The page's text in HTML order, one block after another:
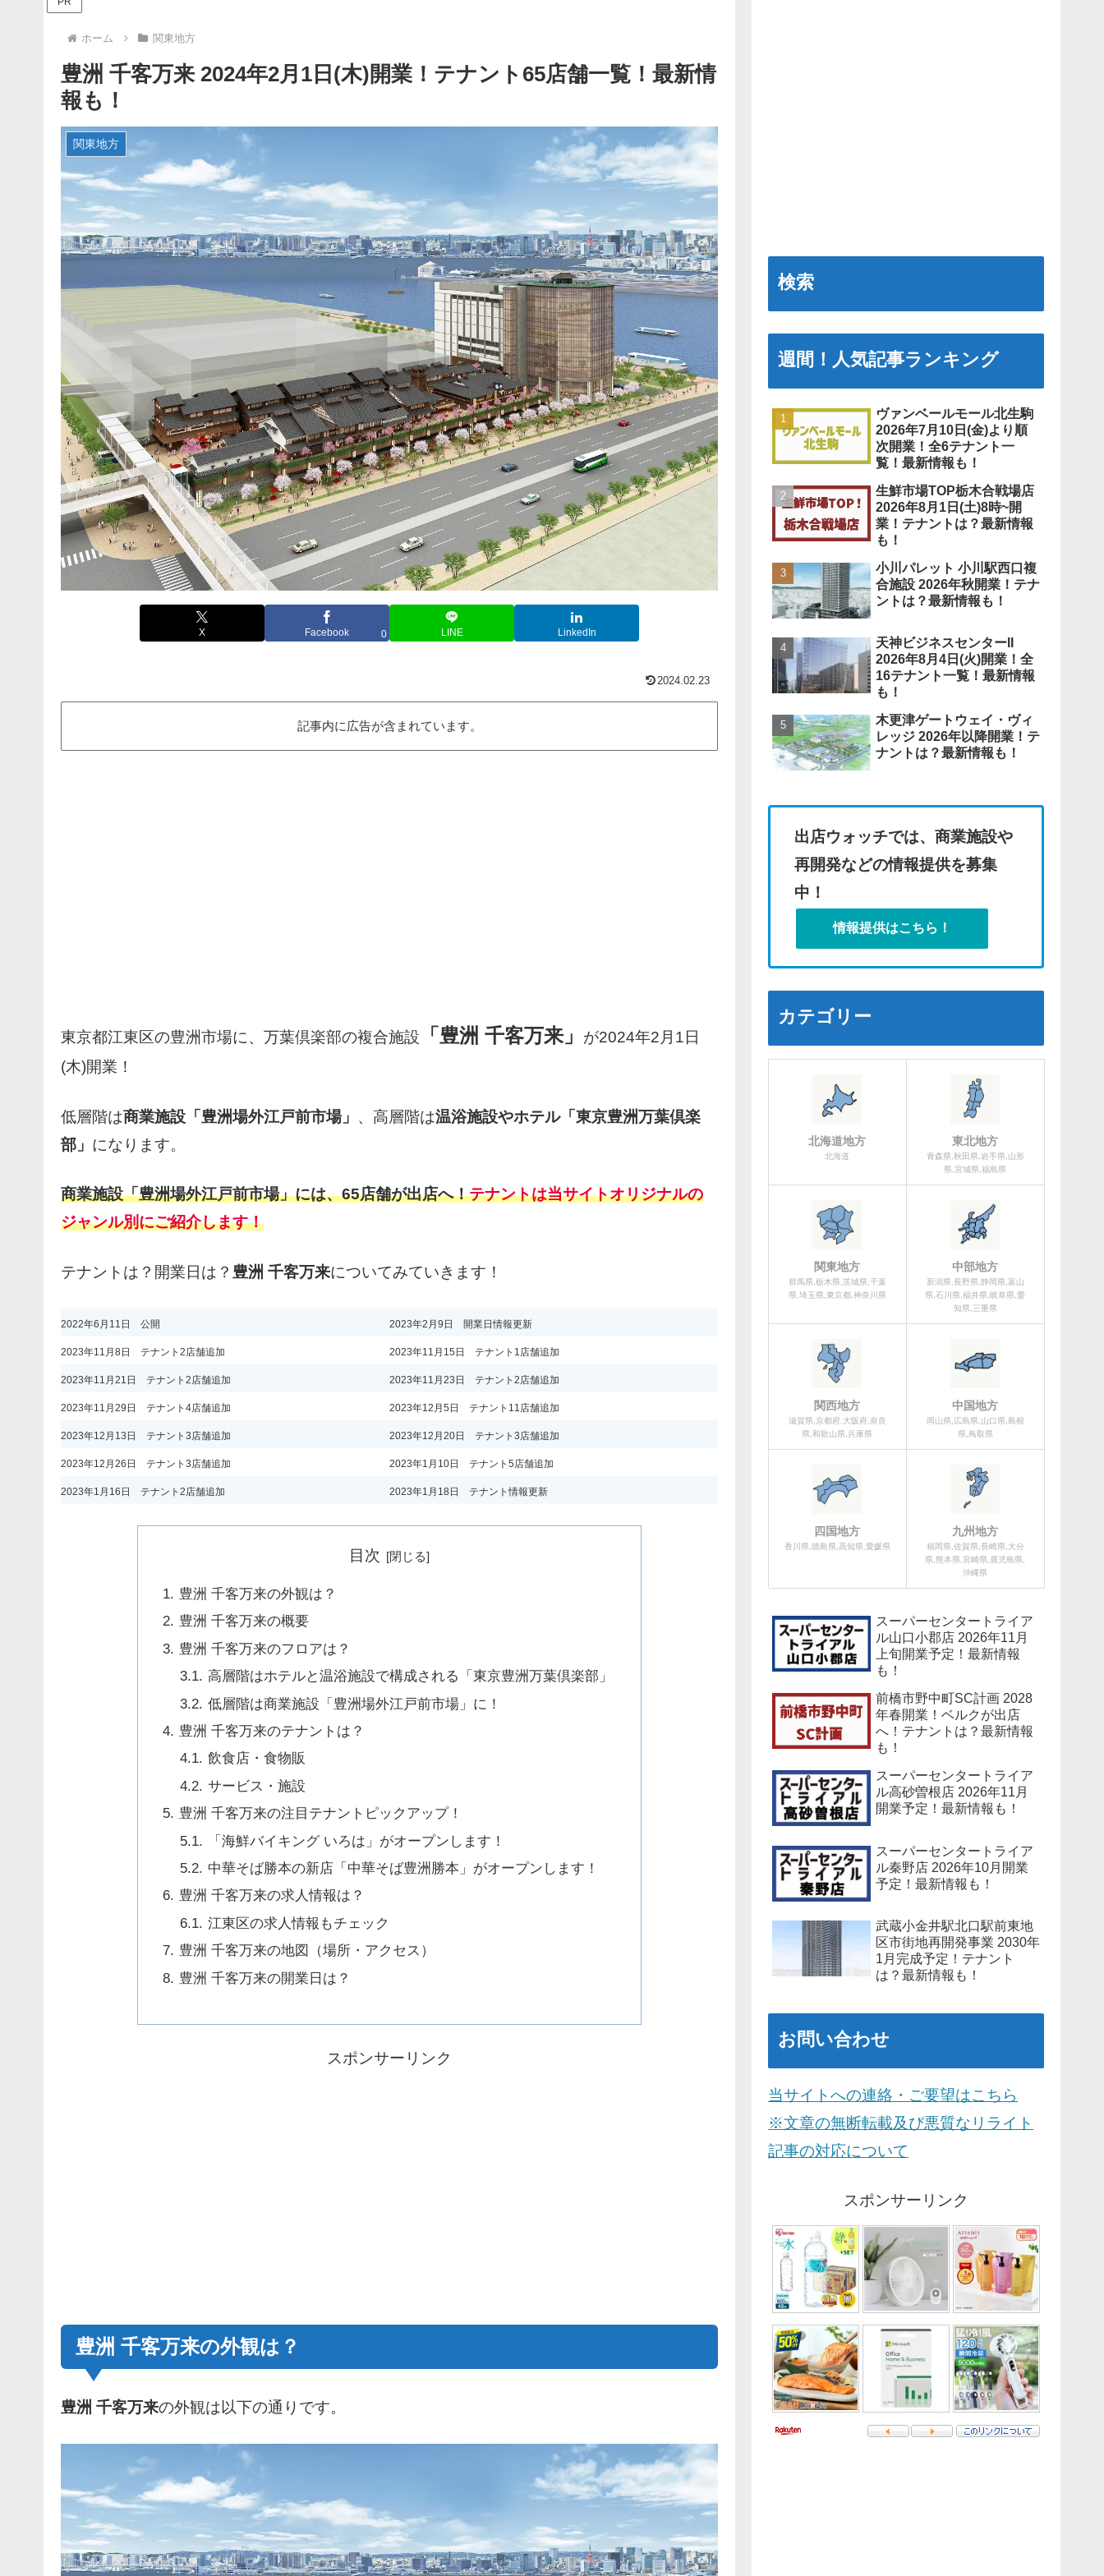
ホーム 関東地方
豊洲 千客万来 2024年2月1日(木)開業！テナント65店舗一覧！最新情
報も！
関東地方
X Facebook 0 LINE LinkedIn
2024.02.23
記事内に広告が含まれています。
東京都江東区の豊洲市場に、万葉倶楽部の複合施設 「豊洲 千客万来」
が2024年2月1日
(木)開業！
低層階は商業施設「豊洲場外江戸前市場」 、高層階は温浴施設やホテル「東京豊洲万葉倶楽
部」 になります。
商業施設「豊洲場外江戸前市場」には、65店舗が出店へ！テナントは当サイトオリジナルの
ジャンル別にご紹介します！
テナントは？開業日は？ 豊洲 千客万来についてみていきます！
2022年6月11日 公開 2023年2月9日 開業日情報更新
2023年11月8日 テナント2店舗追加 2023年11月15日 テナント1店舗追加
2023年11月21日 テナント2店舗追加 2023年11月23日 テナント2店舗追加
2023年11月29日 テナント4店舗追加 2023年12月5日 テナント11店舗追加
2023年12月13日 テナント3店舗追加 2023年12月20日 テナント3店舗追加
2023年12月26日 テナント3店舗追加 2023年1月10日 テナント5店舗追加
2023年1月16日 テナント2店舗追加 2023年1月18日 テナント情報更新
目次
豊洲 千客万来の外観は？
豊洲 千客万来の概要
豊洲 千客万来のフロアは？
高層階はホテルと温浴施設で構成される「東京豊洲万葉倶楽部」
低層階は商業施設「豊洲場外江戸前市場」に！
豊洲 千客万来のテナントは？
飲食店・食物販
サービス・施設
豊洲 千客万来の注目テナントピックアップ！
「海鮮バイキング いろは」がオープンします！
中華そば勝本の新店「中華そば豊洲勝本」がオープンします！
豊洲 千客万来の求人情報は？
江東区の求人情報もチェック
豊洲 千客万来の地図（場所・アクセス）
豊洲 千客万来の開業日は？
スポンサーリンク
豊洲 千客万来の外観は？
豊洲 千客万来の外観は以下の通りです。
検索
週間！人気記事ランキング
ヴァンベールモール北生駒
2026年7月10日(金)より順
次開業！全6テナント一
覧！最新情報も！
生鮮市場TOP栃木合戦場店
2026年8月1日(土)8時~開
業！テナントは？最新情報
も！
小川パレット 小川駅西口複
合施設 2026年秋開業！テナ
ントは？最新情報も！
天神ビジネスセンターII
2026年8月4日(火)開業！全
16テナント一覧！最新情報
も！
木更津ゲートウェイ・ヴィ
レッジ 2026年以降開業！テ
ナントは？最新情報も！
出店ウォッチでは、商業施設や
再開発などの情報提供を募集
中！
情報提供はこちら！
カテゴリー
北海道地方
北海道
東北地方
青森県,秋田県,岩手県,山形
県,宮城県,福島県
関東地方
群馬県,栃木県,茨城県,千葉
県,埼玉県,東京都,神奈川県
中部地方
新潟県,長野県,静岡県,富山
県,石川県,福井県,岐阜県,愛
知県,三重県
関西地方
滋賀県,京都府,大阪府,奈良
県,和歌山県,兵庫県
中国地方
岡山県,広島県,山口県,島根
県,鳥取県
四国地方
香川県,徳島県,高知県,愛媛県
九州地方
福岡県,佐賀県,長崎県,大分
県,熊本県,宮崎県,鹿児島県,
沖縄県
スーパーセンタートライア
ル山口小郡店 2026年11月
上旬開業予定！最新情報
も！
前橋市野中町SC計画 2028
年春開業！ベルクが出店
へ！テナントは？最新情報
も！
スーパーセンタートライア
ル高砂曽根店 2026年11月
開業予定！最新情報も！
スーパーセンタートライア
ル秦野店 2026年10月開業
予定！最新情報も！
武蔵小金井駅北口駅前東地
区市街地再開発事業 2030年
1月完成予定！テナント
は？最新情報も！
お問い合わせ
当サイトへの連絡・ご要望はこちら
※文章の無断転載及び悪質なリライト
記事の対応について
スポンサーリンク